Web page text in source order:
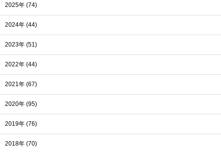
2025年 (74)
2024年 (44)
2023年 (51)
2022年 (44)
2021年 (67)
2020年 (95)
2019年 (76)
2018年 (70)